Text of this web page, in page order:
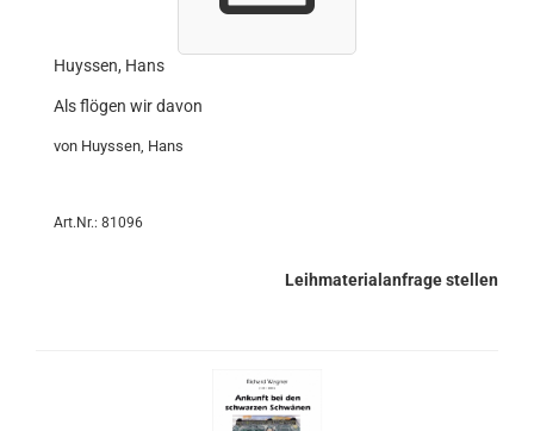
Huyssen, Hans
Als flögen wir davon
von Huyssen, Hans
Art.Nr.: 81096
Leihmaterialanfrage stellen